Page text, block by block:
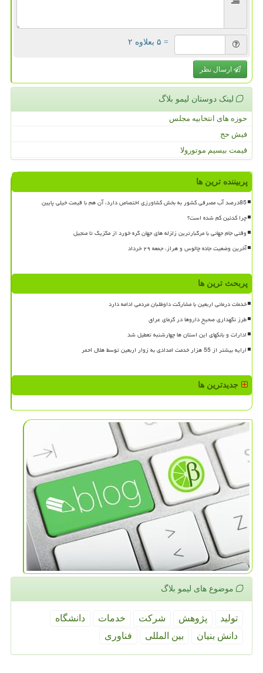
= ۵ بعلاوه ۲
ارسال نظر
لینک دوستان لیمو بلاگ
حوزه های انتخابیه مجلس
فیش حج
قیمت بیسیم موتورولا
پربیننده ترین ها
85درصد آب مصرفی کشور به بخش کشاورزی اختصاص دارد، آن هم با قیمت خیلی پایین
چرا کدئین کم شده است؟
وقتی جام جهانی با مرگبارترین زلزله های جهان گره خورد از مکزیک تا منجیل
آخرین وضعیت جاده چالوس و هراز، جمعه ۲۹ خرداد
پربحث ترین ها
خدمات درمانی اربعین با مشارکت داوطلبان مردمی ادامه دارد
طرز نگهداری صحیح داروها در گرمای عراق
ادارات و بانکهای این استان ها چهارشنبه تعطیل شد
ارایه بیشتر از 55 هزار خدمت امدادی به زوار اربعین توسط هلال احمر
جدیدترین ها
موضوع های لیمو بلاگ
تولید پژوهش شركت خدمات
دانشگاه
دانش بنیان
بین المللی فناوری